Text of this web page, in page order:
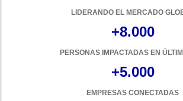
LIDERANDO EL MERCADO
+8.000
PERSONAS IMPACTADAS EN
+5.000
EMPRESAS CONECTADAS